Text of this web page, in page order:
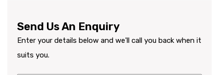
Send Us An Enquiry
Enter your details below and we'll call you back when it
suits you.